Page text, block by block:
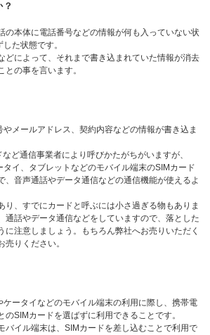
の本体に電話番号などの情報が何も入っていない状
た状態です。
どによって、それまで書き込まれていた情報が消去
との事を言います。
メールアドレス、契約内容などの情報が書き込ま
ど通信事業者により呼びかたがちがいますが、
イ、タブレットなどのモバイル端末のSIMカード
、音声通話やデータ通信などの通信機能が使えるよ
り、すでにカードと呼ぶには小さ過ぎる物もありま
通話やデータ通信などをしていますので、落とした
に注意しましょう。もちろん弊社へお売りいただく
売りください。
ケータイなどのモバイル端末の利用に際し、携帯電
のSIMカードを選ばずに利用できることです。
バイル端末は、SIMカードを差し込むことで利用で